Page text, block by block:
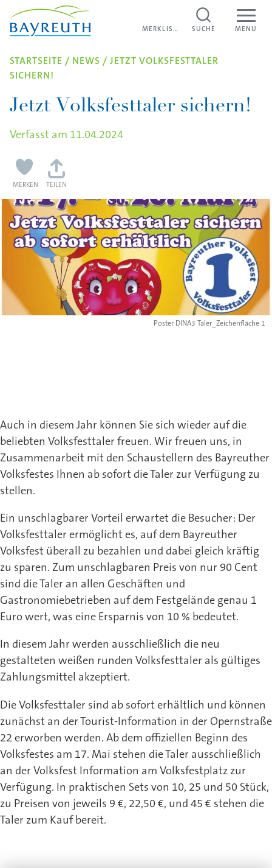
Direkt zum Inhalt
MENU
SUCHE
MERKLISTE
STARTSEITE / NEWS / JETZT VOLKS­FEST­TALER
SICHERN!
Jetzt Volksfesttaler sichern!
Verfasst am 11.04.2024
MERKEN TEILEN
Poster DINA3 Taler_Zeichenfläche 1
Auch in diesem Jahr können Sie sich wieder auf die
beliebten Volksfesttaler freuen. Wir freuen uns, in
Zusammenarbeit mit den Schaustellern des Bayreuther
Volksfestes Ihnen ab sofort die Taler zur Verfügung zu
stellen.
Ein unschlagbarer Vorteil erwartet die Besucher: Der
Volksfesttaler ermöglicht es, auf dem Bayreuther
Volksfest überall zu bezahlen und dabei gleich kräftig
zu sparen. Zum unschlagbaren Preis von nur 90 Cent
sind die Taler an allen Geschäften und
Gastronomiebetrieben auf dem Festgelände genau 1
Euro wert, was eine Ersparnis von 10 % bedeutet.
In diesem Jahr werden ausschließlich die neu
gestalteten weißen runden Volksfesttaler als gültiges
Zahlungsmittel akzeptiert.
Die Volksfesttaler sind ab sofort erhältlich und können
zunächst an der Tourist-Information in der Opernstraße
22 erworben werden. Ab dem offiziellen Beginn des
Volksfestes am 17. Mai stehen die Taler ausschließlich
an der Volksfest Information am Volksfestplatz zur
Verfügung. In praktischen Sets von 10, 25 und 50 Stück,
zu Preisen von jeweils 9 €, 22,50 €, und 45 € stehen die
Taler zum Kauf bereit.